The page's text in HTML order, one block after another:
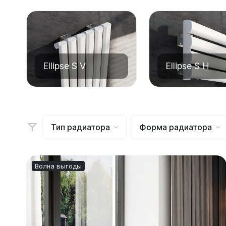
сообщений в WhatsApp и Telegram,
воспользуйтесь другими каналами
связи.
Написать в WhatsApp
Написать в Telegram
Ellipse
Ellipse S
Ellipse S
Ellipse P
Ellipse P
Ellipse S V Ellipse S H
Тип радиатора Форма радиатора
Волна выгоды